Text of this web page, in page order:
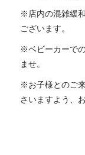
※店内の混雑緩
ございます。
※ベビーカーで
ませ。
※お子様とのご
さいますよう、